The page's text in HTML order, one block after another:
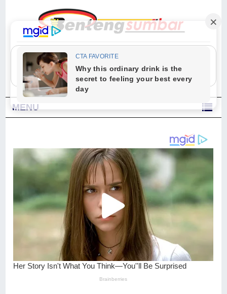
"Sesungguhnya Allah dan para malaikat-Nya berselawat untuk Nabi.
Wahai orang-orang yang beriman, berselawatlah kamu untuk Nabi dan
ucapkanlah salam dengan penuh penghormatan kepadanya." (Qs. Al
Ahzab Ayat 56)
MENU